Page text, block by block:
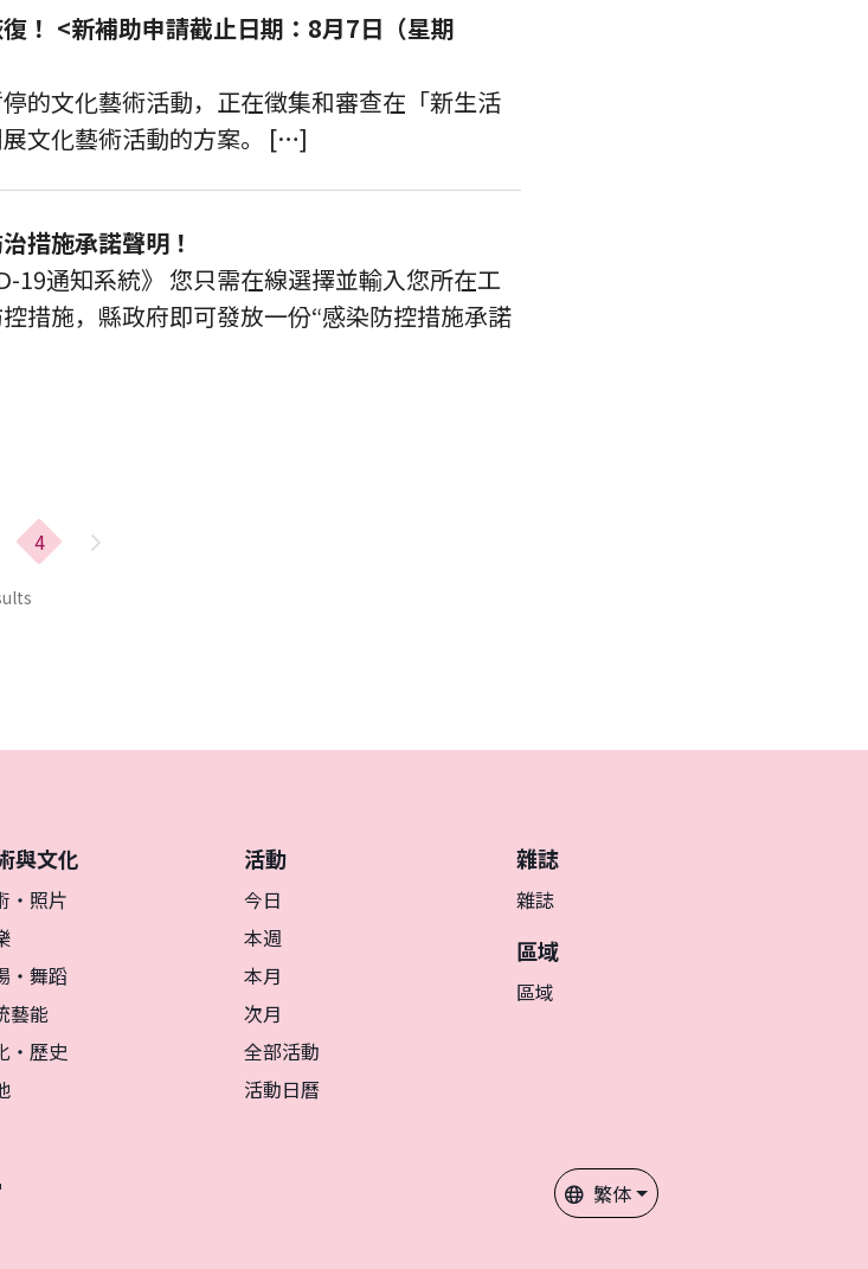
！ <新補助申請截止日期：8月7日（星期
的文化藝術活動，正在徵集和審查在「新生活
文化藝術活動的方案。 […]
措施承諾聲明！
19通知系統》 您只需在線選擇並輸入您所在工
措施，縣政府即可發放一份“感染防控措施承諾
4
與文化
・照片
・舞蹈
藝能
・歷史
活動
今日
本週
本月
次月
全部活動
活動日曆
雜誌
雜誌
區域
區域
繁体